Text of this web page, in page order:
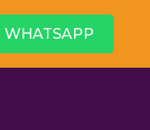
WHATSAPP